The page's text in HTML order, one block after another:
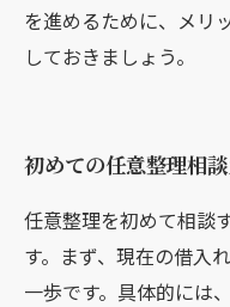
を進めるために、メリ
しておきましょう。
初めての任意整理相
任意整理を初めて相談
す。まず、現在の借入
一歩です。具体的には